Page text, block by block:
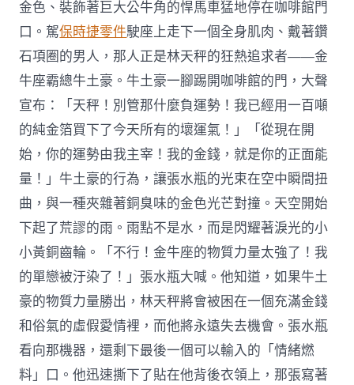
金色、裝飾著巨大公牛角的悍馬車猛地停在咖啡館門
口。駕保時捷零件駛座上走下一個全身肌肉、戴著鑽
石項圈的男人，那人正是林天秤的狂熱追求者——金
牛座霸總牛土豪。牛土豪一腳踢開咖啡館的門，大聲
宣布：「天秤！別管那什麼負運勢！我已經用一百噸
的純金箔買下了今天所有的壞運氣！」「從現在開
始，你的運勢由我主宰！我的金錢，就是你的正面能
量！」牛土豪的行為，讓張水瓶的光束在空中瞬間扭
曲，與一種夾雜著銅臭味的金色光芒對撞。天空開始
下起了荒謬的雨。雨點不是水，而是閃耀著淚光的小
小黃銅齒輪。「不行！金牛座的物質力量太強了！我
的單戀被汙染了！」張水瓶大喊。他知道，如果牛土
豪的物質力量勝出，林天秤將會被困在一個充滿金錢
和俗氣的虛假愛情裡，而他將永遠失去機會。張水瓶
看向那機器，還剩下最後一個可以輸入的「情緒燃
料」口。他迅速撕下了貼在他背後衣領上，那張寫著